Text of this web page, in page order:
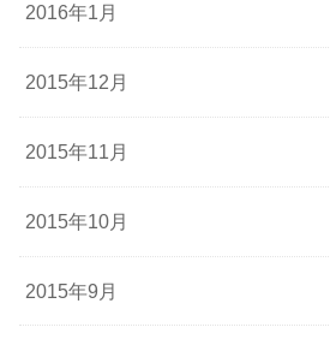
2016年1月
2015年12月
2015年11月
2015年10月
2015年9月